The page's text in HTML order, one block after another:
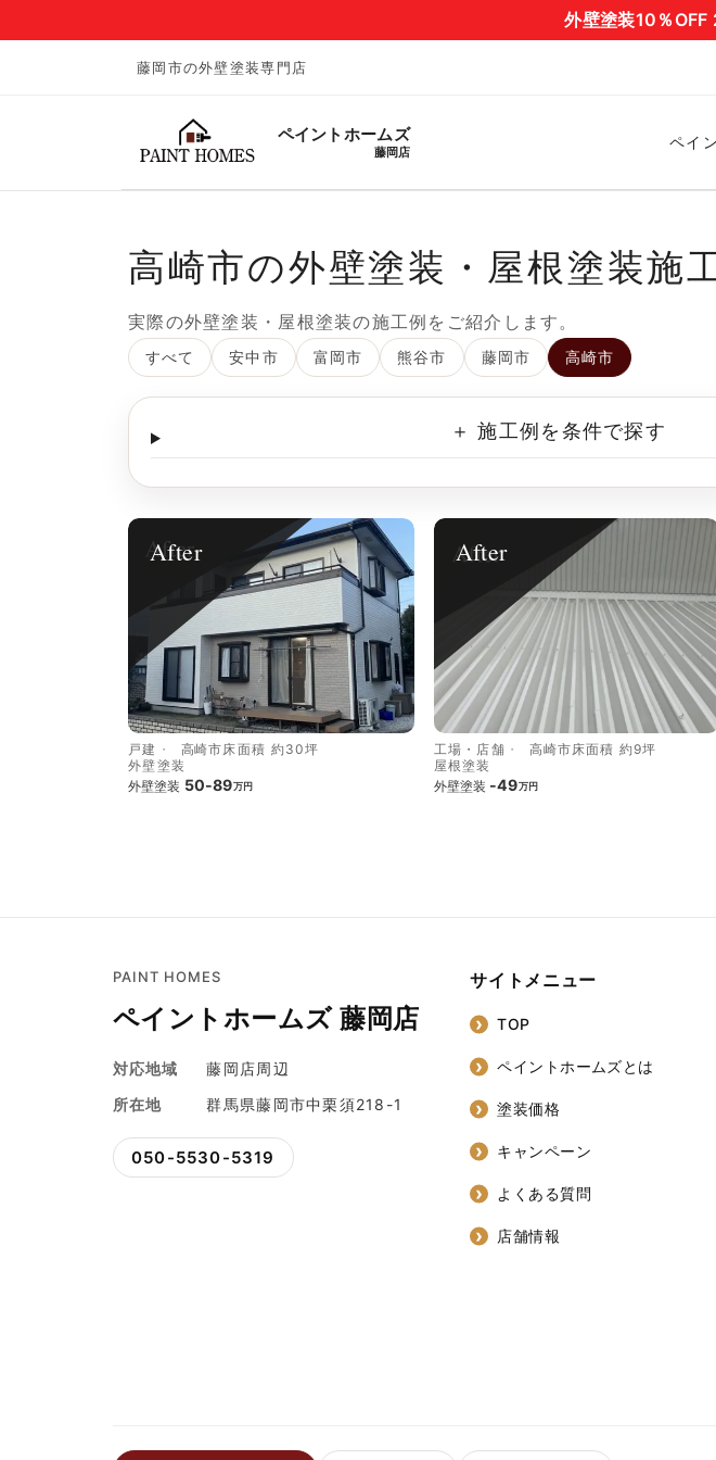
外壁塗装10％
藤岡市の外壁塗装専門店
ペイントホームズ
藤岡店
ペイ
高崎市の外壁塗装・屋根塗装施
実際の外壁塗装・屋根塗装の施工例をご紹介します。
すべて 安中市 富岡市 熊谷市 藤岡市 高崎市
＋ 施工例を条件で探す
After
戸建 高崎市床面積 約30坪
外壁塗装
外壁塗装 50-89万円
After
工場・店舗 高崎市床面積 約9坪
屋根塗装
外壁塗装 -49万円
PAINT HOMES
ペイントホームズ 藤岡店
対応地域
藤岡店周辺
所在地
群馬県藤岡市中栗須218-1
050-5530-5319
サイトメニュー
TOP
ペイントホームズとは
塗装価格
キャンペーン
よくある質問
店舗情報